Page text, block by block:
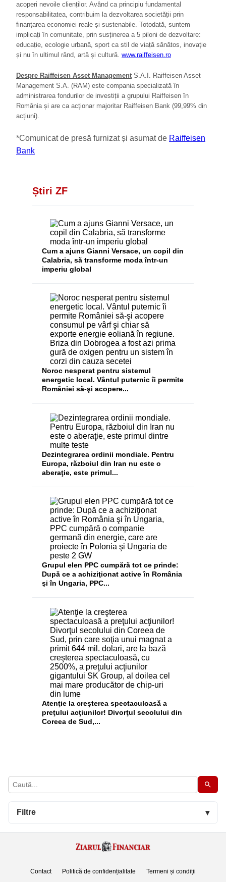
Filtre ▾
acoperi nevoile clienților. Având ca principiu fundamental
responsabilitatea, contribuim la dezvoltarea societății prin
finanțarea economiei reale și sustenabile. Totodată, suntem
implicați în comunitate, prin susținerea a 5 piloni de dezvoltare:
educație, ecologie urbană, sport ca stil de viață sănătos, inovație
și nu în ultimul rând, artă și cultură. www.raiffeisen.ro
Despre Raiffeisen Asset Management S.A.I. Raiffeisen Asset
Management S.A. (RAM) este compania specializată în
administrarea fondurilor de investiții a grupului Raiffeisen în
România și are ca acționar majoritar Raiffeisen Bank (99,99% din
acțiuni).
*Comunicat de presă furnizat și asumat de Raiffeisen
Bank
Știri ZF
Cum a ajuns Gianni Versace, un copil din
Calabria, să transforme moda într-un
imperiu global
Noroc nesperat pentru sistemul
energetic local. Vântul puternic îi permite
României să-şi acopere...
Dezintegrarea ordinii mondiale. Pentru
Europa, războiul din Iran nu este o
aberaţie, este primul...
Grupul elen PPC cumpără tot ce prinde:
După ce a achiziţionat active în România
şi în Ungaria, PPC...
Atenţie la creşterea spectaculoasă a
preţului acţiunilor! Divorţul secolului din
Coreea de Sud,...
Contact Politică de confidențialitate Termeni și condiții